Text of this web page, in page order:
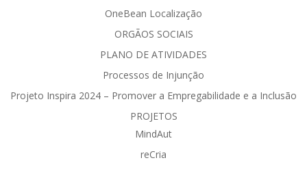
OneBean Localização
ORGÃOS SOCIAIS
PLANO DE ATIVIDADES
Processos de Injunção
Projeto Inspira 2024 – Promover a Empregabilidade e a Inclusão
PROJETOS
MindAut
reCria